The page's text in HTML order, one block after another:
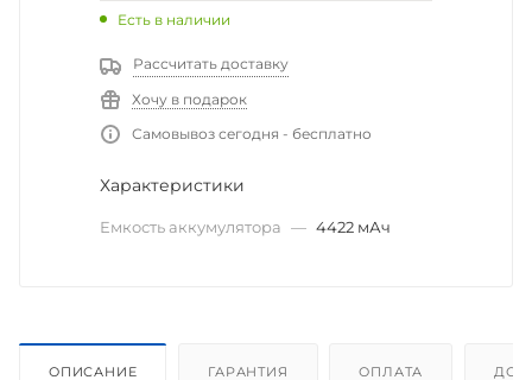
Есть в наличии
Рассчитать доставку
Хочу в подарок
Самовывоз сегодня - бесплатно
Характеристики
Емкость аккумулятора — 4422 мАч
ОПИСАНИЕ ГАРАНТИЯ ОПЛАТА